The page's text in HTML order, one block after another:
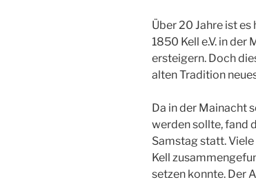
Über 20 Jahre ist
1850 Kell e.V. in
ersteigern. Doch
alten Tradition
Da in der Mainacht
werden sollte, fand
Samstag statt.
Kell
setzen konnte. Der